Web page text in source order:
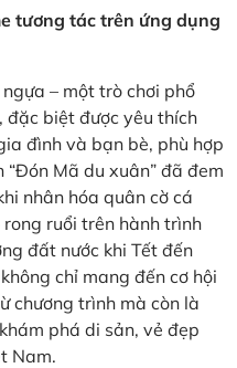
tương tác trên ứng dụng
– một trò chơi phổ
đặc biệt được yêu thích
đình và bạn bè, phù hợp
Mã du xuân” đã đem
nhân hóa quân cờ cá
ruổi trên hành trình
đất nước khi Tết đến
chỉ mang đến cơ hội
chương trình mà còn là
phá di sản, vẻ đẹp
Nam.